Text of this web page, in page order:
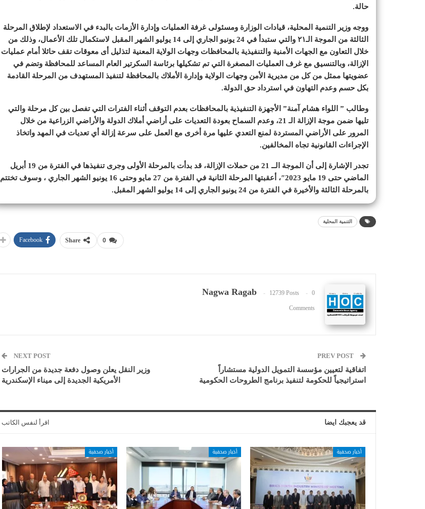
حالة.
ووجه وزير التنمية المحلية، قيادات الوزارة ومسئولى غرفة العمليات وإدارة الأزمات بالبدء في الاستعداد لإطلاق المرحلة
الثالثة من الموجة الـ٢١ والتي ستبدأ في 24 يونيو الجاري إلى 14 يوليو الشهر المقبل لاستكمال تلك الأعمال، وذلك من
خلال التعاون مع الجهات الأمنية والتنفيذية بالمحافظات وجهات الولاية المعنية لتذليل أى معوقات تقف حائلا أمام عمليات
الإزالة، وبالتنسيق مع غرف العمليات المصغرة التي تم تشكيلها برئاسة السكرتير العام المساعد للمحافظة وتضم في
عضويتها ممثل من كل من مديرية الأمن وجهات الولاية وإدارة الأملاك بالمحافظة لتنفيذ المستهدف من المرحلة القادمة
بكل حسم وعدم التهاون في استرداد حق الدولة.
وطالب ” اللواء هشام آمنة” الأجهزة التنفيذية بالمحافظات بعدم التوقف أثناء الفترات التي تفصل بين كل مرحلة والتي
تليها ضمن موجة الإزالة الـ 21، وعدم السماح بعودة التعديات على أراضي أملاك الدولة والأراضي الزراعية من خلال
المرور على الأراضي المستردة لمنع التعدي عليها مرة أخرى مع العمل على سرعة إزالة أي تعديات في المهد واتخاذ
الإجراءات القانونية تجاه المخالفين.
تجدر الإشارة إلى أن الموجة الــ 21 من حملات الإزالة، قد بدأت بالمرحلة الأولى وجرى تنفيذها في الفترة من 19 أبريل
الماضي حتى 19 مايو 2023″، أعقبتها المرحلة الثانية في الفترة من 27 مايو وحتى 16 يونيو الشهر الجاري ، وسوف تختتم
بالمرحلة الثالثة والأخيرة في الفترة من 24 يونيو الجاري إلى 14 يوليو الشهر المقبل.
التنمية المحلية
0
Share
Facebook
Nagwa Ragab 12739 Posts 0
Comments
اتفاقية لتعيين مؤسسة التمويل الدولية مستشاراً
استراتيجياً للحكومة لتنفيذ برنامج الطروحات الحكومية
NEXT POST
وزير النقل يعلن وصول دفعة جديدة من الجرارات
الأمريكية الجديدة إلى ميناء الإسكندرية
قد يعجبك ايضا اقرأ لنفس الكاتب
أخبار صحفية أخبار صحفية أخبار صحفية